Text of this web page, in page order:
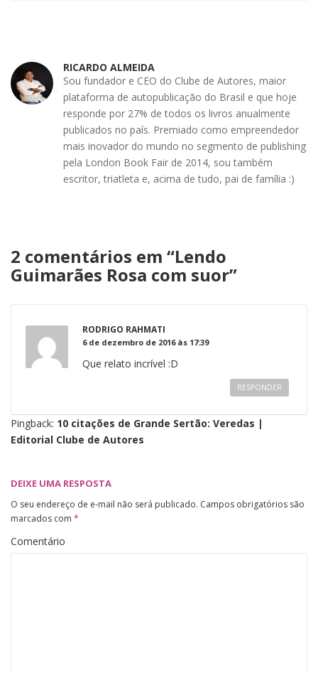
RICARDO ALMEIDA
Sou fundador e CEO do Clube de Autores, maior
plataforma de autopublicação do Brasil e que hoje
responde por 27% de todos os livros anualmente
publicados no país. Premiado como empreendedor
mais inovador do mundo no segmento de publishing
pela London Book Fair de 2014, sou também
escritor, triatleta e, acima de tudo, pai de família :)
2 comentários em “Lendo
Guimarães Rosa com suor”
RODRIGO RAHMATI
6 de dezembro de 2016 às 17:39
Que relato incrível :D
RESPONDER
Pingback: 10 citações de Grande Sertão: Veredas |
Editorial Clube de Autores
DEIXE UMA RESPOSTA
O seu endereço de e-mail não será publicado. Campos obrigatórios são
marcados com *
Comentário